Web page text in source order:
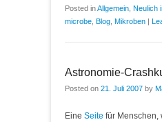
Posted inAllgemein Neulich
microbe Blog Mikroben |
Astronomie-
Posted on 21. Juli 2007 by
Eine Seite für Menschen,